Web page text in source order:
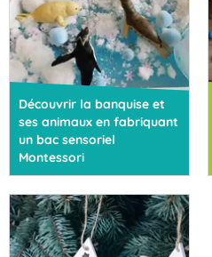
Découvrir la banquise et
ses animaux en fabriquant
un bac sensoriel
Montessori